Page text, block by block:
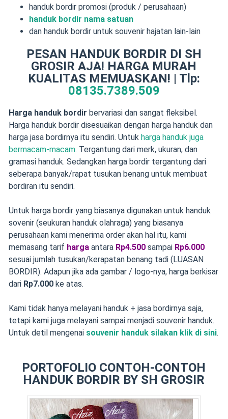
handuk bordir promosi (produk / perusahaan)
handuk bordir nama satuan
dan handuk bordir untuk souvenir hajatan lain-lain
PESAN HANDUK BORDIR DI SH
GROSIR AJA! HARGA MURAH
KUALITAS MEMUASKAN! | Tlp:
08135.7389.509
Harga handuk bordir bervariasi dan sangat fleksibel.
Harga handuk bordir disesuaikan dengan harga handuk dan
harga jasa bordirnya itu sendiri. Untuk harga handuk juga
bermacam-macam. Tergantung dari merk, ukuran, dan
gramasi handuk. Sedangkan harga bordir tergantung dari
seberapa banyak/rapat tusukan benang untuk membuat
bordiran itu sendiri.
Untuk harga bordir yang biasanya digunakan untuk handuk
sovenir (seukuran handuk olahraga) yang biasanya
perusahaan kami menerima order akan hal itu, kami
memasang tarif harga antara Rp4.500sampai Rp6.000
sesuai jumlah tusukan/kerapatan benang tadi (LUASAN
BORDIR). Adapun jika ada gambar / logo-nya, harga berkisar
dari Rp7.000ke atas.
Kami tidak hanya melayani handuk + jasa bordirnya saja,
tetapi kami juga melayani sampai menjadi souvenir handuk.
Untuk detil mengenai souvenir handuk silakan klik di sini.
PORTOFOLIO CONTOH-CONTOH
HANDUK BORDIR BY SH GROSIR